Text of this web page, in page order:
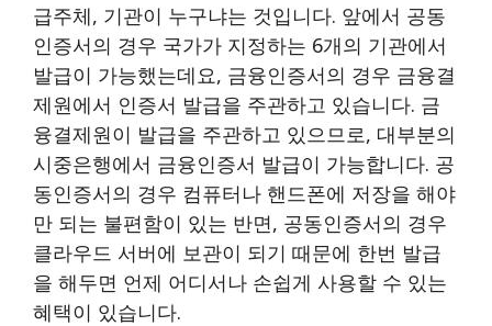
급주체, 기관이 누구냐는 것입니다. 앞에서 공동
인증서의 경우 국가가 지정하는 6개의 기관에서
발급이 가능했는데요, 금융인증서의 경우 금융결
제원에서 인증서 발급을 주관하고 있습니다. 금
융결제원이 발급을 주관하고 있으므로, 대부분의
시중은행에서 금융인증서 발급이 가능합니다. 공
동인증서의 경우 컴퓨터나 핸드폰에 저장을 해야
만 되는 불편함이 있는 반면, 공동인증서의 경우
클라우드 서버에 보관이 되기 때문에 한번 발급
을 해두면 언제 어디서나 손쉽게 사용할 수 있는
혜택이 있습니다.